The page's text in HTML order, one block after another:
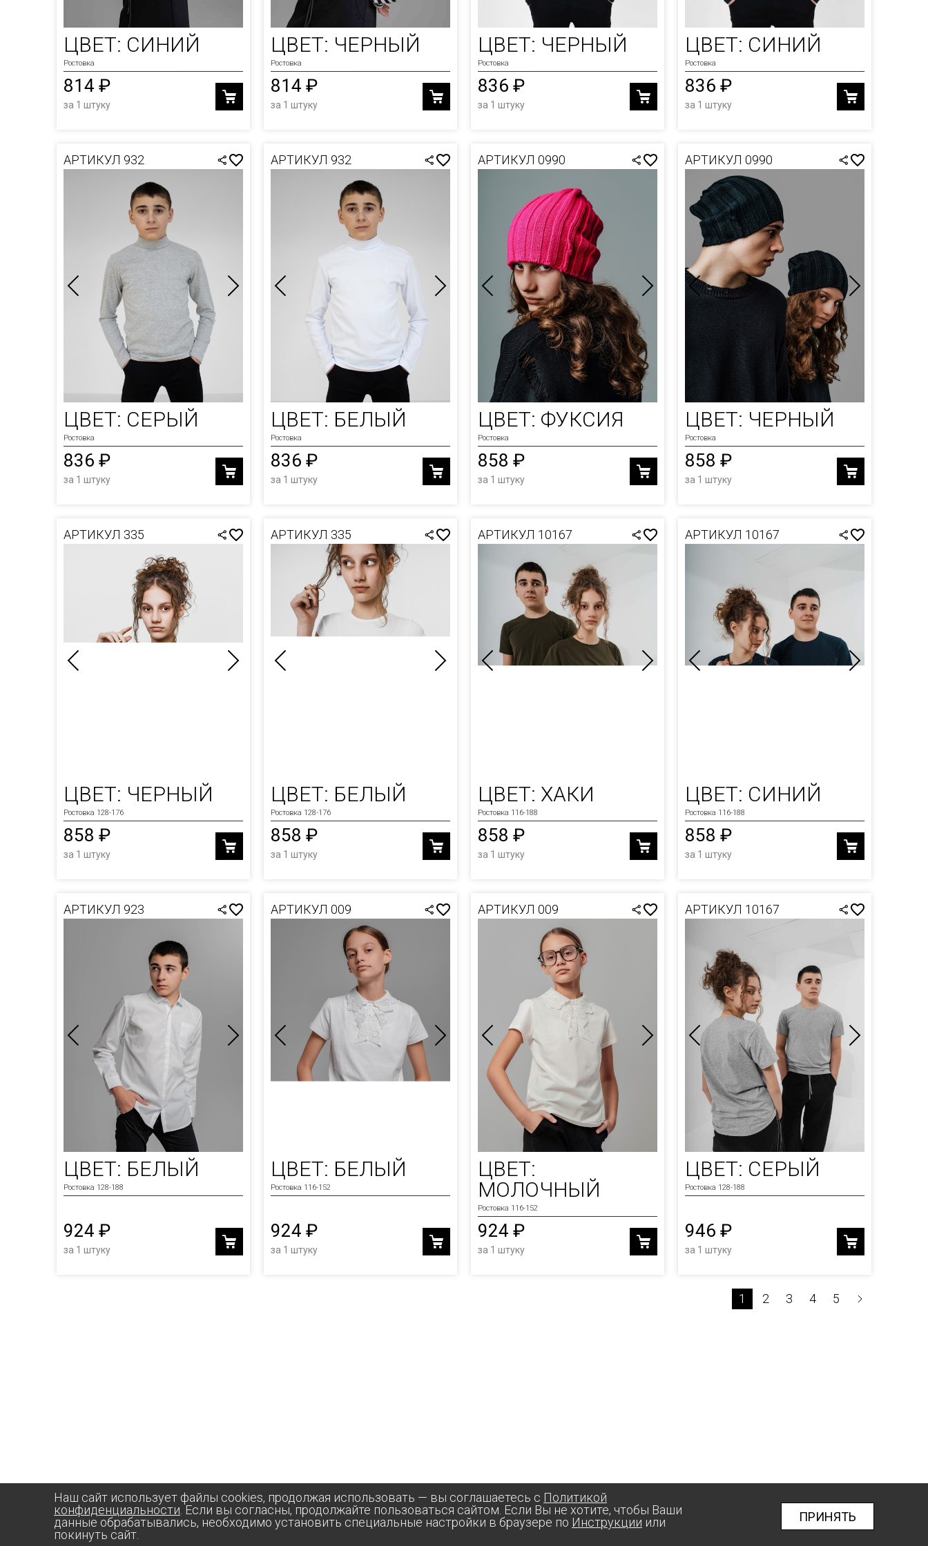
ЮБКИ
ХУДИ
ШАПКИ
ШОРТЫ
ЦВЕТ: СИНИЙ
Ростовка
814 ₽
за 1 штуку
ЦВЕТ: ЧЕРНЫЙ
Ростовка
814 ₽
за 1 штуку
ЦВЕТ: ЧЕРНЫЙ
Ростовка
836 ₽
за 1 штуку
ЦВЕТ: СИНИЙ
Ростовка
836 ₽
за 1 штуку
АРТИКУЛ 932
ЦВЕТ: СЕРЫЙ
Ростовка
836 ₽
за 1 штуку
АРТИКУЛ 932
ЦВЕТ: БЕЛЫЙ
Ростовка
836 ₽
за 1 штуку
АРТИКУЛ 0990
ЦВЕТ: ФУКСИЯ
Ростовка
858 ₽
за 1 штуку
АРТИКУЛ 0990
ЦВЕТ: ЧЕРНЫЙ
Ростовка
858 ₽
за 1 штуку
АРТИКУЛ 335
ЦВЕТ: ЧЕРНЫЙ
Ростовка 128-176
858 ₽
за 1 штуку
АРТИКУЛ 335
ЦВЕТ: БЕЛЫЙ
Ростовка 128-176
858 ₽
за 1 штуку
АРТИКУЛ 10167
ЦВЕТ: ХАКИ
Ростовка 116-188
858 ₽
за 1 штуку
АРТИКУЛ 10167
ЦВЕТ: СИНИЙ
Ростовка 116-188
858 ₽
за 1 штуку
АРТИКУЛ 923
ЦВЕТ: БЕЛЫЙ
Ростовка 128-188
924 ₽
за 1 штуку
АРТИКУЛ 009
ЦВЕТ: БЕЛЫЙ
Ростовка 116-152
924 ₽
за 1 штуку
АРТИКУЛ 009
ЦВЕТ:
МОЛОЧНЫЙ
Ростовка 116-152
924 ₽
за 1 штуку
АРТИКУЛ 10167
ЦВЕТ: СЕРЫЙ
Ростовка 128-188
946 ₽
за 1 штуку
1 2 3 4 5
Наш сайт использует файлы cookies, продолжая использовать — вы соглашаетесь с Политикой
конфиденциальности . Если вы согласны, продолжайте пользоваться сайтом. Если Вы не хотите, чтобы Ваши
данные обрабатывались, необходимо установить специальные настройки в браузере по Инструкции или
покинуть сайт.
ПРИНЯТЬ